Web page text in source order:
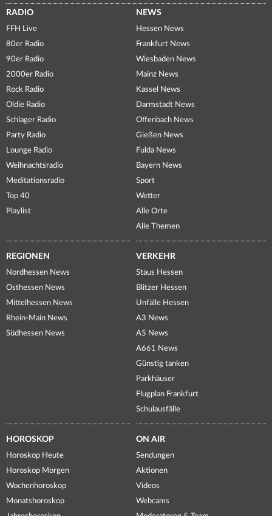
RADIO
FFH Live
80er Radio
90er Radio
2000er Radio
Rock Radio
Oldie Radio
Schlager Radio
Party Radio
Lounge Radio
Weihnachtsradio
Meditationsradio
Top 40
Playlist
NEWS
Hessen News
Frankfurt News
Wiesbaden News
Mainz News
Kassel News
Darmstadt News
Offenbach News
Gießen News
Fulda News
Bayern News
Sport
Wetter
Alle Orte
Alle Themen
REGIONEN
Nordhessen News
Osthessen News
Mittelhessen News
Rhein-Main News
Südhessen News
VERKEHR
Staus Hessen
Blitzer Hessen
Unfälle Hessen
A3 News
A5 News
A661 News
Günstig tanken
Parkhäuser
Flugplan Frankfurt
Schulausfälle
HOROSKOP
Horoskop Heute
Horoskop Morgen
Wochenhoroskop
Monatshoroskop
ON AIR
Sendungen
Aktionen
Videos
Webcams